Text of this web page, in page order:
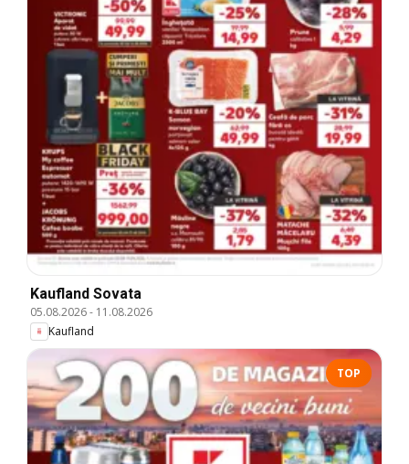
Kaufland Sovata
05.08.2026- 11.08.2026
Kaufland
TOP